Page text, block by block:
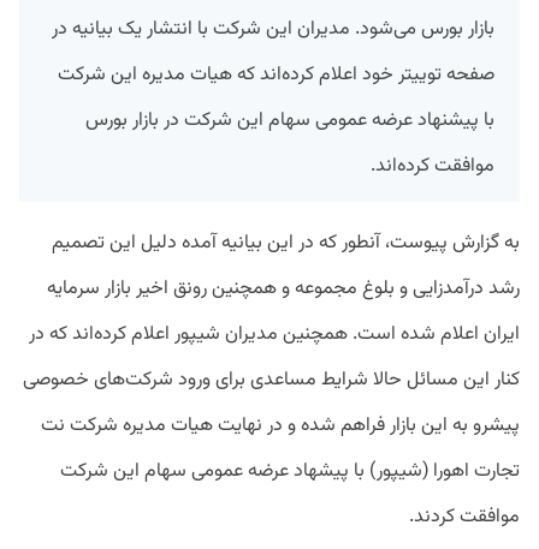
بازار بورس می‌شود. مدیران این شرکت با انتشار یک بیانیه در
صفحه توییتر خود اعلام کرده‌اند که هیات مدیره این شرکت
با پیشنهاد عرضه عمومی سهام این شرکت در بازار بورس
موافقت کرده‌اند.
به گزارش پیوست،‌ آنطور که در این بیانیه‌ آمده دلیل این تصمیم
رشد درآمدزایی و بلوغ مجموعه و همچنین رونق اخیر بازار سرمایه
ایران اعلام شده است. همچنین مدیران شیپور اعلام کرده‌اند که در
کنار این مسائل حالا شرایط مساعدی برای ورود شرکت‌های خصوصی
پیشرو به این بازار فراهم شده و در نهایت هیات مدیره شرکت نت
تجارت اهورا (شیپور) با پیشهاد عرضه عمومی سهام این شرکت
موافقت کردند.